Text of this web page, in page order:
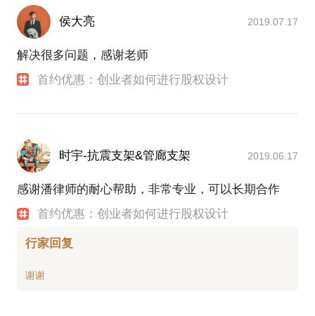
侯大亮 2019.07.17
解决很多问题，感谢老师
首约优惠：创业者如何进行股权设计
时宇-抗震支架&管廊支架 2019.06.17
感谢潘律师的耐心帮助，非常专业，可以长期合作
首约优惠：创业者如何进行股权设计
行家回复